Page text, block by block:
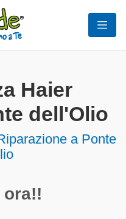
Haier
dell'Olio
a Ponte
ora!!